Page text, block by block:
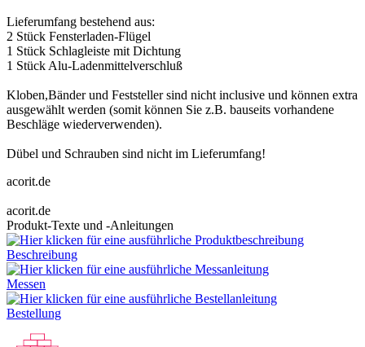
Lieferumfang bestehend aus:
2 Stück Fensterladen-Flügel
1 Stück Schlagleiste mit Dichtung
1 Stück Alu-Ladenmittelverschluß
Kloben,Bänder und Feststeller sind nicht inclusive und können extra
ausgewählt werden (somit können Sie z.B. bauseits vorhandene
Beschläge wiederverwenden).
Dübel und Schrauben sind nicht im Lieferumfang!
acorit.de
acorit.de
Produkt-Texte und -Anleitungen
Beschreibung
Messen
Bestellung